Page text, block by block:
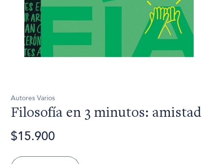
Autores Varios
Filosofía en 3 minutos: amistad
$15.900